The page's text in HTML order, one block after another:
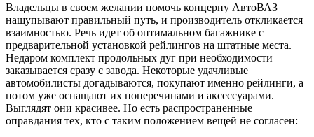
Владельцы в своем желании помочь концерну АвтоВАЗ
нащупывают правильный путь, и производитель откликается
взаимностью. Речь идет об оптимальном багажнике с
предварительной установкой рейлингов на штатные места.
Недаром комплект продольных дуг при необходимости
заказывается сразу с завода. Некоторые удачливые
автомобилисты догадываются, покупают именно рейлинги, а
потом уже оснащают их поперечинами и аксессуарами.
Выглядят они красивее. Но есть распространенные
оправдания тех, кто с таким положением вещей не согласен: